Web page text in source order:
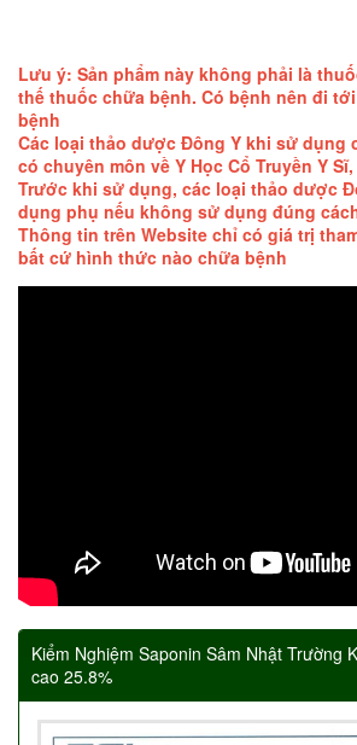
Lưu ý: Sản phẩm này không phải là
thế thuốc chữa bệnh. Có bệnh nên đi
bệnh
Các loại thảo dược Đông Y khi sử dụng
có chuyên môn về Y Học Cổ Truyền Y
Trước khi sử dụng, các loại thảo dược
dụng phụ nếu không sử dụng đúng
Thông tin trên Website chỉ có giá trị
bất cứ hình thức nào chữa bệnh
Kiểm Nghiệm Saponin Sâm Nhật Trường
cao 25.8%